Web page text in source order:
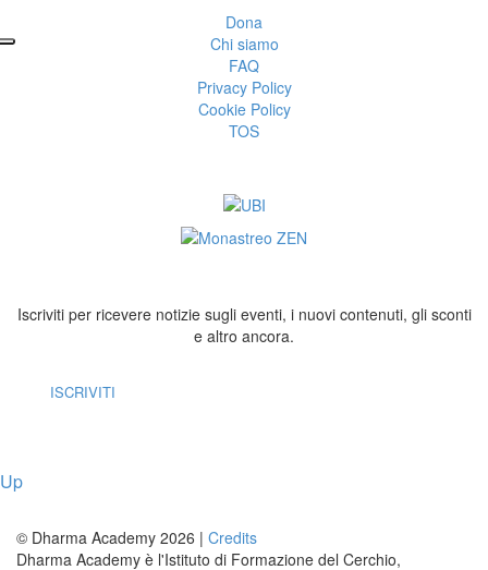
Dona
Chi siamo
FAQ
Privacy Policy
Cookie Policy
TOS
Iscriviti per ricevere notizie sugli eventi, i nuovi contenuti, gli sconti
e altro ancora.
ISCRIVITI
Up
© Dharma Academy 2026 | Credits
Dharma Academy è l'Istituto di Formazione del Cerchio,